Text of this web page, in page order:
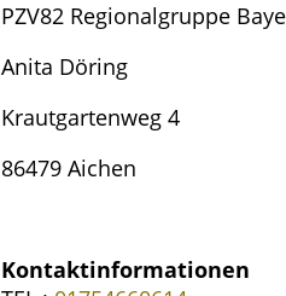
PZV82 Regionalgruppe
Anita Döring
Krautgartenweg 4
86479 Aichen
Kontaktinformationen